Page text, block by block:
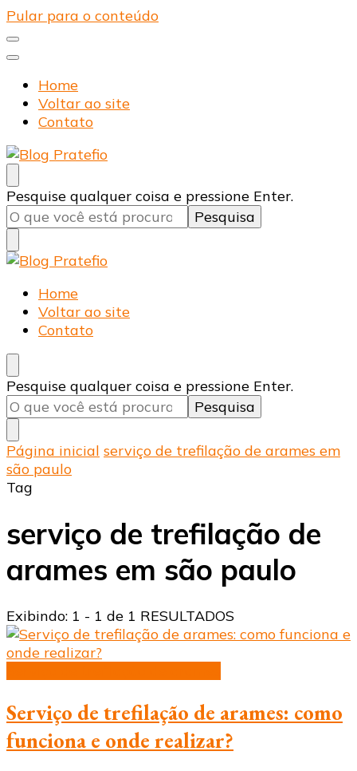
Pular para o conteúdo
Home
Voltar ao site
Contato
Blog Pratefio
Arames e Telas de Qualidade
Procurando
algo?
Pesquise qualquer coisa e pressione Enter.
Blog Pratefio
Arames e Telas de Qualidade
Home
Voltar ao site
Contato
Procurando
algo?
Pesquise qualquer coisa e pressione Enter.
Página inicial serviço de trefilação de arames em
são paulo
Tag
serviço de trefilação de
arames em são paulo
Exibindo: 1 - 1 de 1 RESULTADOS
Serviço de trefilação de arames: como
funciona e onde realizar?